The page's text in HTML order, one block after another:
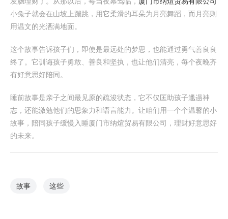
小兔子就会在山坡上蹦跳，用它柔滑的耳朵为月亮舞蹈，而月亮则
用温文的光洒满地面。
这个故事告诉孩子们，即使是最远处的梦思，也能通过勇气善良良
终了。它训诲孩子勇敢、善良和坚执，也让他们清亮，每个夜晚齐
有好意思好陪同。
睡前故事是亲子之间最见原的疏浚状态，它不仅匡助孩子邋遢神
志，还能激勉他们的思象力和语言能力。让咱们用一个个温馨的小
故事，陪同孩子缓慢入睡厦门市纳煊贸易有限公司，理财好意思好
的未来。
故事 这些